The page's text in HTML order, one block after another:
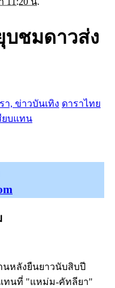
ชมดาวส่ง
า, ข่าวบันเทิง ดาราไทย
ยบแทน
หลังยืนยาวนับสิบปี
ทนที่ "แหม่ม-คัทลียา"